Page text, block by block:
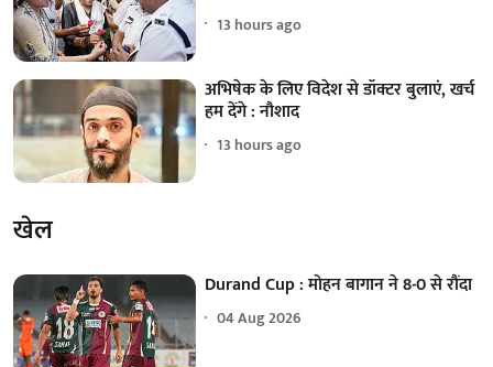
13 hours ago
अभिषेक के लिए विदेश से डॉक्टर बुलाएं, खर्च
हम देंगे : नौशाद
13 hours ago
खेल
Durand Cup : मोहन बागान ने 8-0 से रौंदा
04 Aug 2026